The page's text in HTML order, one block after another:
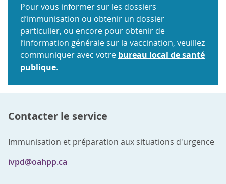
Pour vous informer sur les dossiers
d’immunisation ou obtenir un dossier
particulier, ou encore pour obtenir de
l’information générale sur la vaccination, veuillez
communiquer avec votre bureau local de santé
publique.
Contacter le service
Immunisation et préparation aux situations d'urgence
ivpd@oahpp.ca